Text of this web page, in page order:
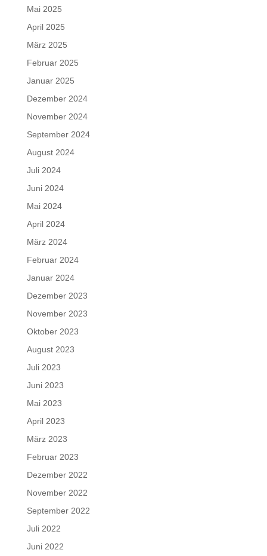
Mai 2025
April 2025
März 2025
Februar 2025
Januar 2025
Dezember 2024
November 2024
September 2024
August 2024
Juli 2024
Juni 2024
Mai 2024
April 2024
März 2024
Februar 2024
Januar 2024
Dezember 2023
November 2023
Oktober 2023
August 2023
Juli 2023
Juni 2023
Mai 2023
April 2023
März 2023
Februar 2023
Dezember 2022
November 2022
September 2022
Juli 2022
Juni 2022